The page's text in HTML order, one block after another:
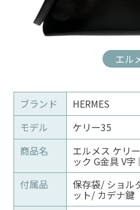
エル
ブランド
HERMES
モデル
ケリー35
商品名
エルメス ケリ
ック G金具 V
付属品
保存袋/ ショル
ット/ カデナ鍵